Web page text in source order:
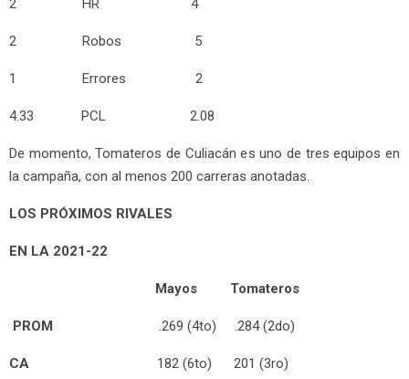
2 HR 4
2 Robos 5
1 Errores 2
4.33 PCL 2.08
De momento, Tomateros de Culiacán es uno de tres equipos en
la campaña, con al menos 200 carreras anotadas.
LOS PRÓXIMOS RIVALES
EN LA 2021-22
Mayos Tomateros
PROM .269 (4to) .284 (2do)
CA 182 (6to) 201 (3ro)